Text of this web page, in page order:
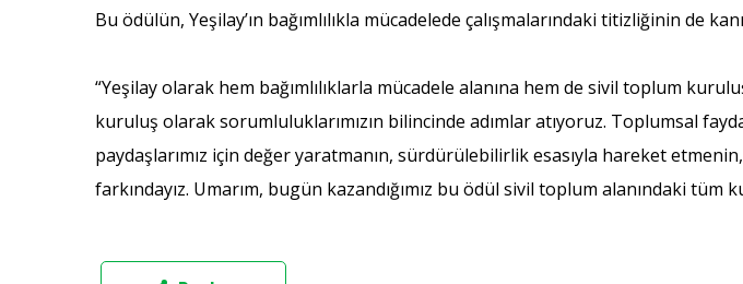
Bu ödülün, Yeşilay’ın bağımlılıkla mücadelede çalışmalarındaki titizliğinin de
“Yeşilay olarak hem bağımlılıklarla mücadele alanına hem de sivil toplum
kuruluş olarak sorumluluklarımızın bilincinde adımlar atıyoruz. Toplumsal
paydaşlarımız için değer yaratmanın, sürdürülebilirlik esasıyla hareket
farkındayız. Umarım, bugün kazandığımız bu ödül sivil toplum alanındaki